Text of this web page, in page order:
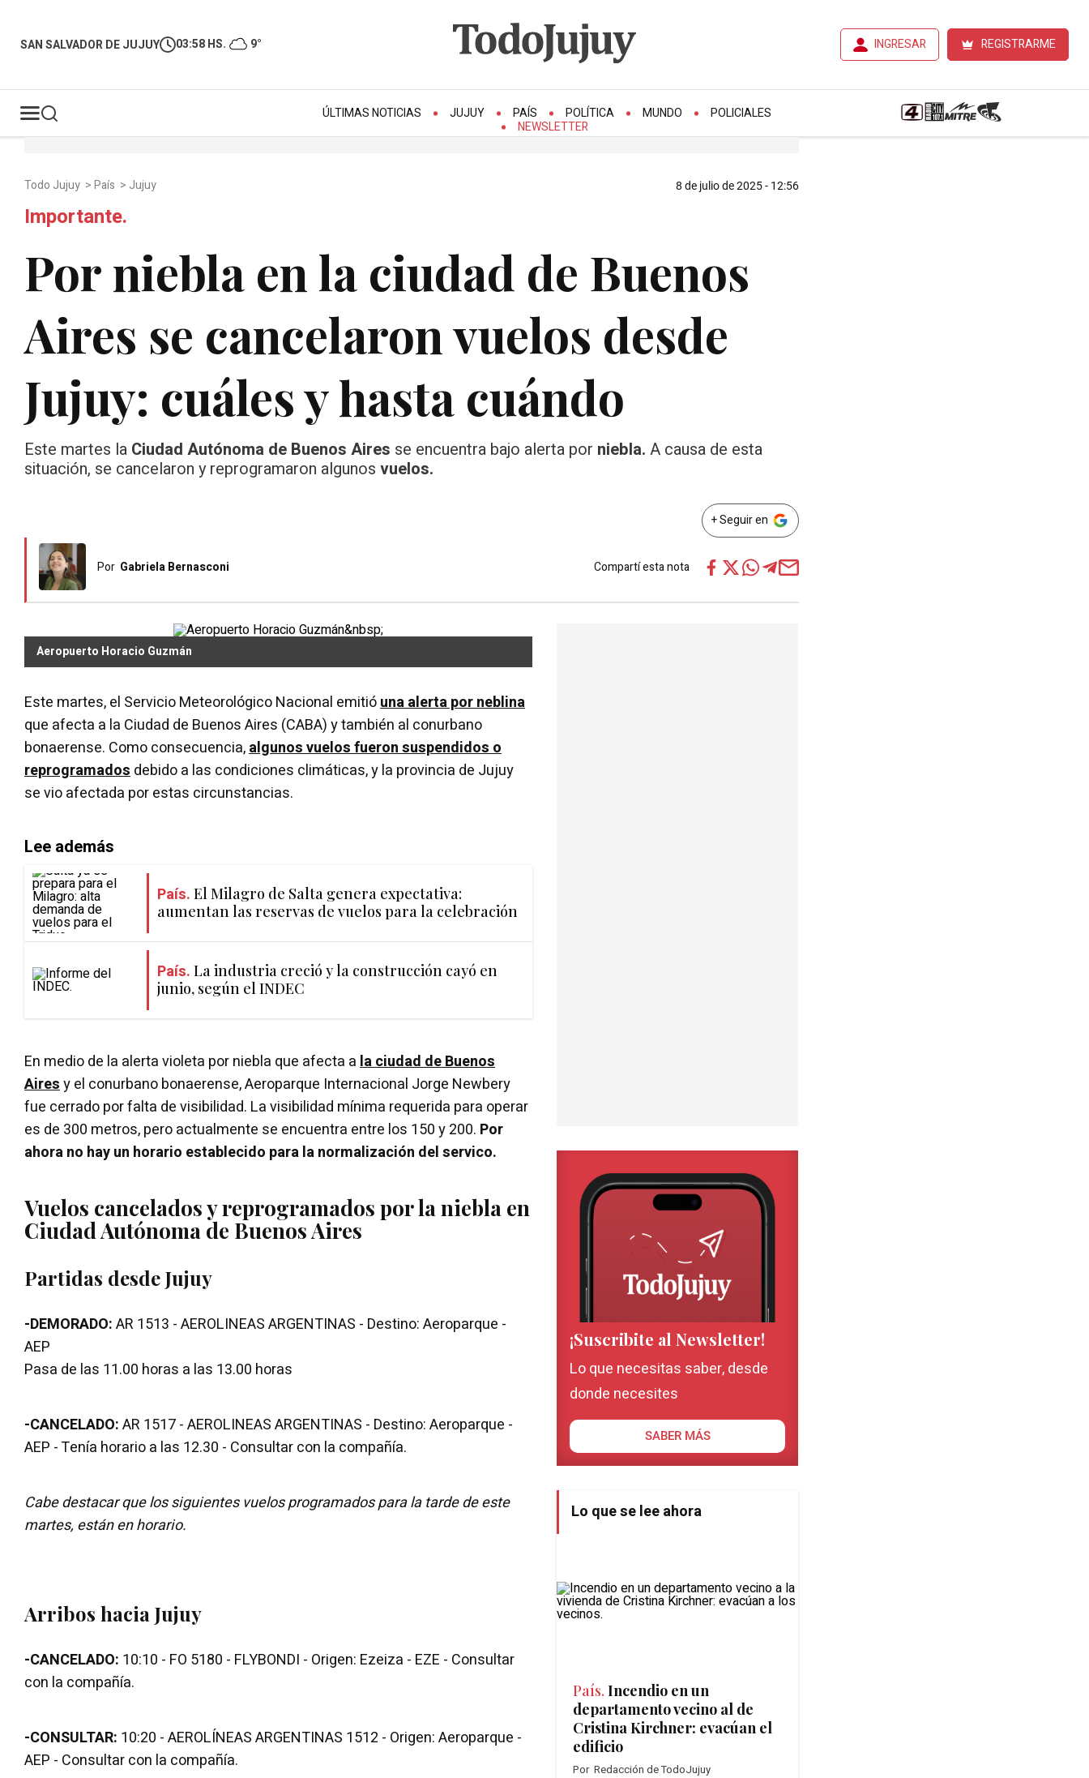
SAN SALVADOR DE JUJUY 03:58 HS. 9° INGRESAR REGISTRARME
ÚLTIMAS NOTICIAS JUJUY PAÍS POLÍTICA MUNDO
POLICIALES
NEWSLETTER
Todo Jujuy >País > Jujuy 8 de julio de 2025 - 12:56
Importante.
Por niebla en la ciudad de Buenos
Aires se cancelaron vuelos desde
Jujuy: cuáles y hasta cuándo
Este martes la Ciudad Autónoma de Buenos Aires se encuentra bajo alerta por niebla. A causa de esta
situación, se cancelaron y reprogramaron algunos vuelos.
+ Seguir en
Por Gabriela Bernasconi Compartí esta nota
Aeropuerto Horacio Guzmán
Este martes, el Servicio Meteorológico Nacional emitióuna alerta por neblina
que afecta a la Ciudad de Buenos Aires (CABA) y también al conurbano
bonaerense. Como consecuencia,algunos vuelos fueron suspendidos o
reprogramadosdebido a las condiciones climáticas, y la provincia de Jujuy
se vio afectada por estas circunstancias.
Lee además
País. El Milagro de Salta genera expectativa:
aumentan las reservas de vuelos para la celebración
País. La industria creció y la construcción cayó en
junio, según el INDEC
En medio de la alerta violeta por niebla que afecta ala ciudad de Buenos
Airesy el conurbano bonaerense, Aeroparque Internacional Jorge Newbery
fue cerrado por falta de visibilidad. La visibilidad mínima requerida para operar
es de 300 metros, pero actualmente se encuentra entre los 150 y 200. Por
ahora no hay un horario establecido para la normalización del servico.
Vuelos cancelados y reprogramados por la niebla en
Ciudad Autónoma de Buenos Aires
Partidas desde Jujuy
-DEMORADO:AR 1513 - AEROLINEAS ARGENTINAS - Destino: Aeroparque -
AEP
Pasa de las 11.00 horas a las 13.00 horas
-CANCELADO:AR 1517 - AEROLINEAS ARGENTINAS - Destino: Aeroparque -
AEP - Tenía horario a las 12.30 - Consultar con la compañía.
Cabe destacar que los siguientes vuelos programados para la tarde de este
martes, están en horario.
Arribos hacia Jujuy
-CANCELADO: 10:10 - FO 5180 - FLYBONDI - Origen: Ezeiza - EZE - Consultar
con la compañía.
-CONSULTAR: 10:20 - AEROLÍNEAS ARGENTINAS 1512 - Origen: Aeroparque -
AEP - Consultar con la compañía.
¡Suscribite al Newsletter!
Lo que necesitas saber, desde
donde necesites
SABER MÁS
Lo que se lee ahora
País. Incendio en un
departamento vecino al de
Cristina Kirchner: evacúan el
edificio
Por Redacción de TodoJujuy